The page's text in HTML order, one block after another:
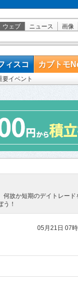
ウェブ ニュース 画像
ィスコ カブトモ
イベント
何故か短期のデイトレード
う！
05月21日 07